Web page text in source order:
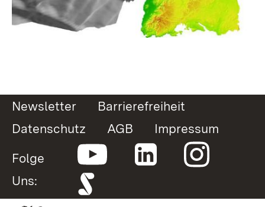
Newsletter
Barrierefreiheit
Datenschutz
AGB
Impressum
Folge
Uns: